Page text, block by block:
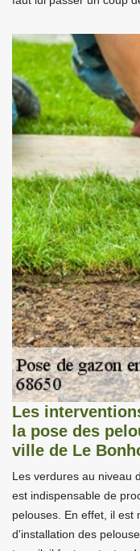
Les
la pose des
ville de Le
Les verdures au niveau
est indispensable de
pelouses. En effet, il est
d'installation des